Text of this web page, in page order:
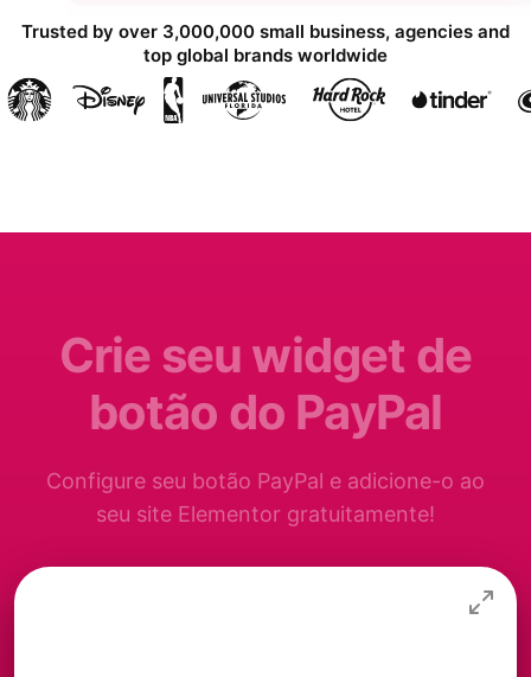
Trusted by over 3,000,000 small business, agencies and
top global brands worldwide
Crie seu widget de
botão do PayPal
Configure seu botão PayPal e adicione-o ao
seu site Elementor gratuitamente!